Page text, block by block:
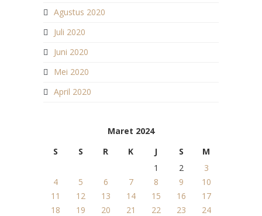
Agustus 2020
Juli 2020
Juni 2020
Mei 2020
April 2020
Maret 2024
S
S R K J S
M
1
2
3
4
5 6 7 8 9
10
11
12 13 14 15 16
17
18
19 20 21 22 23
24